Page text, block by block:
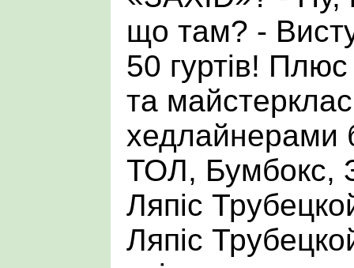
що там? -
50 гуртів!
та
хедлайнерами
ТОЛ, Бумбокс,
Ляпіс
Ляпіс